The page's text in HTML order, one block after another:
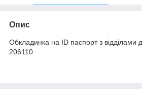
Опис
Обкладинка на ID паспорт з відділами
206110